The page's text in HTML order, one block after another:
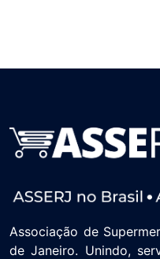
Associação de
de Janeiro. Unindo,